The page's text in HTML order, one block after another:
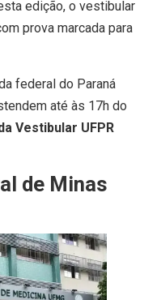
edição, o vestibular
prova marcada para
federal do Paraná
até às 17h do
Vestibular UFPR
de Minas